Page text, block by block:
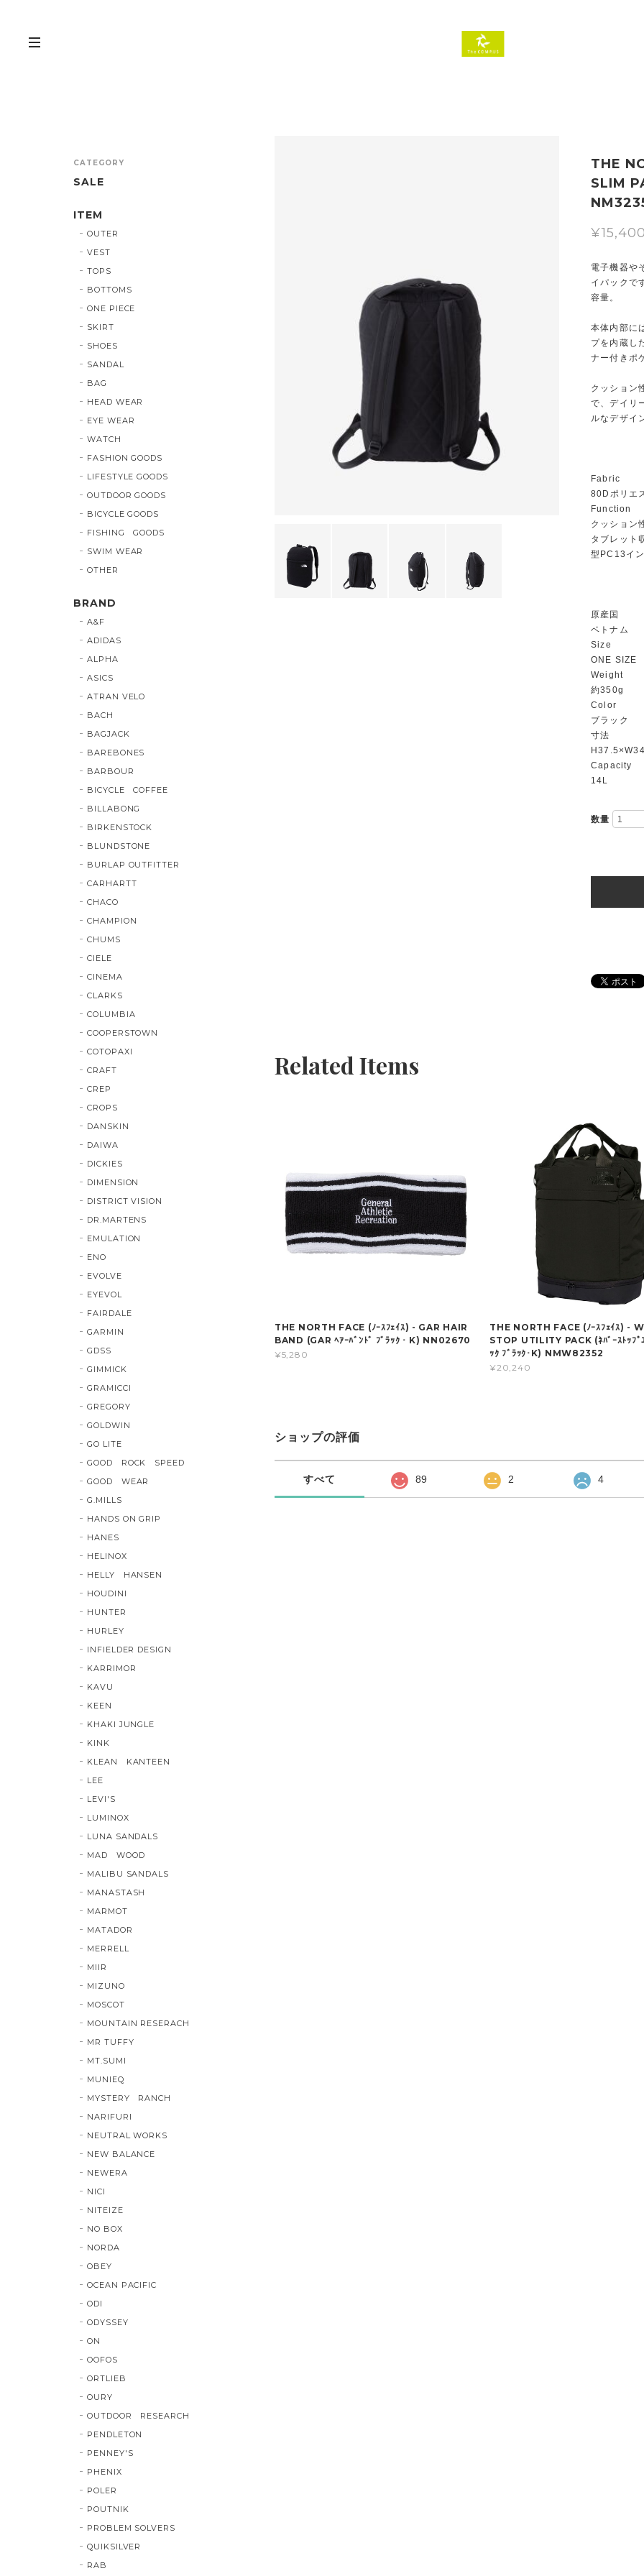
THE
SLIM
電子機器や
イパックで
容量。
本体内部に
プを内蔵し
ナー付きポ
クッション
で、デイリ
ルなデザイ
Fabric
80Dポリエ
Function
クッション
タブレット
型PC13イ
原産国
ベトナム
Size
ONE SIZE
Weight
約350g
Color
ブラック
寸法
Capacity
14L
数量
Related Items
THE NORTH FACE (ﾉｰｽﾌｪｲｽ) - GAR HAIR
BAND (GAR ﾍｱｰﾊﾞﾝﾄﾞ ﾌﾞﾗｯｸ・K) NN02670
¥5,280
THE NORTH FACE (ﾉｰｽﾌｪｲｽ) -
STOP UTILITY PACK (ﾈﾊﾞｰｽﾄｯﾌﾟ
ｯｸ ﾌﾞﾗｯｸ･K) NMW82352
¥20,240
ショップの評価
すべて 89 2 4
CATEGORY
SALE
ITEM
OUTER
VEST
TOPS
BOTTOMS
ONE PIECE
SKIRT
SHOES
SANDAL
BAG
HEAD WEAR
EYE WEAR
WATCH
FASHION GOODS
LIFESTYLE GOODS
OUTDOOR GOODS
BICYCLE GOODS
FISHING GOODS
SWIM WEAR
OTHER
BRAND
A&F
ADIDAS
ALPHA
ASICS
ATRAN VELO
BACH
BAGJACK
BAREBONES
BARBOUR
BICYCLE COFFEE
BILLABONG
BIRKENSTOCK
BLUNDSTONE
BURLAP OUTFITTER
CARHARTT
CHACO
CHAMPION
CHUMS
CIELE
CINEMA
CLARKS
COLUMBIA
COOPERSTOWN
COTOPAXI
CRAFT
CREP
CROPS
DANSKIN
DAIWA
DICKIES
DIMENSION
DISTRICT VISION
DR.MARTENS
EMULATION
ENO
EVOLVE
EYEVOL
FAIRDALE
GARMIN
GDSS
GIMMICK
GRAMICCI
GREGORY
GOLDWIN
GO LITE
GOOD ROCK SPEED
GOOD WEAR
G.MILLS
HANDS ON GRIP
HANES
HELINOX
HELLY HANSEN
HOUDINI
HUNTER
HURLEY
INFIELDER DESIGN
KARRIMOR
KAVU
KEEN
KHAKI JUNGLE
KINK
KLEAN KANTEEN
LEE
LEVI'S
LUMINOX
LUNA SANDALS
MAD WOOD
MALIBU SANDALS
MANASTASH
MARMOT
MATADOR
MERRELL
MIIR
MIZUNO
MOSCOT
MOUNTAIN RESERACH
MR TUFFY
MT.SUMI
MUNIEQ
MYSTERY RANCH
NARIFURI
NEUTRAL WORKS
NEW BALANCE
NEWERA
NICI
NITEIZE
NO BOX
NORDA
OBEY
OCEAN PACIFIC
ODI
ODYSSEY
ON
OOFOS
ORTLIEB
OURY
OUTDOOR RESEARCH
PENDLETON
PENNEY'S
PHENIX
POLER
POUTNIK
PROBLEM SOLVERS
QUIKSILVER
RAB